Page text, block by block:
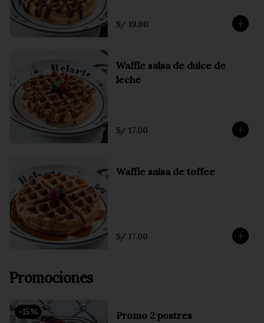
S/ 19.00
Waffle salsa de dulce de
leche
S/ 17.00
Waffle salsa de toffee
S/ 17.00
Promociones
-15% Promo 2 postres